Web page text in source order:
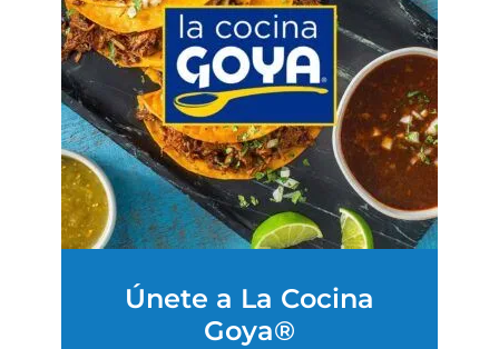
Únete a La Cocina
Goya®